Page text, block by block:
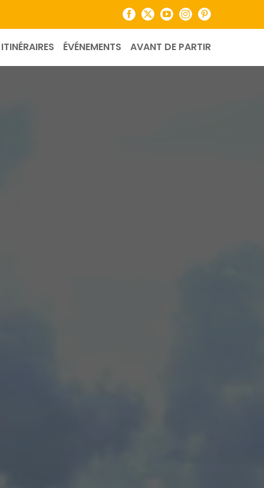
Facebook
X YouTubeInstagramPinterest
ÉVÉNEMENTS AVANT DE PARTIR